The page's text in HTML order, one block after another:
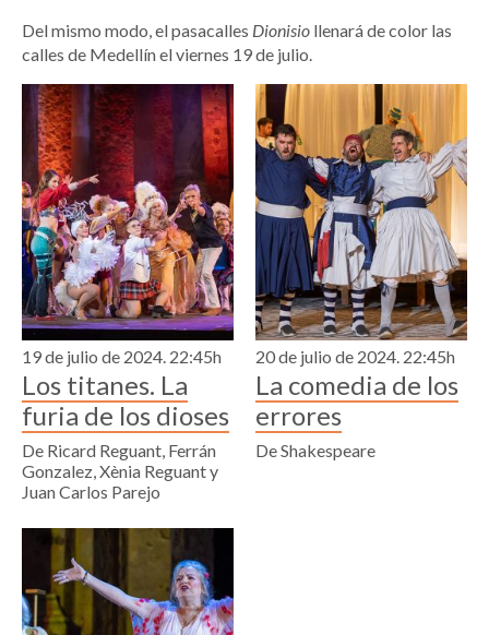
Del mismo modo, el pasacalles Dionisio llenará de color las
calles de Medellín el viernes 19 de julio.
19 de julio de 2024. 22:45h
Los titanes. La
furia de los dioses
De Ricard Reguant, Ferrán
Gonzalez, Xènia Reguant y
Juan Carlos Parejo
20 de julio de 2024. 22:45h
La comedia de los
errores
De Shakespeare